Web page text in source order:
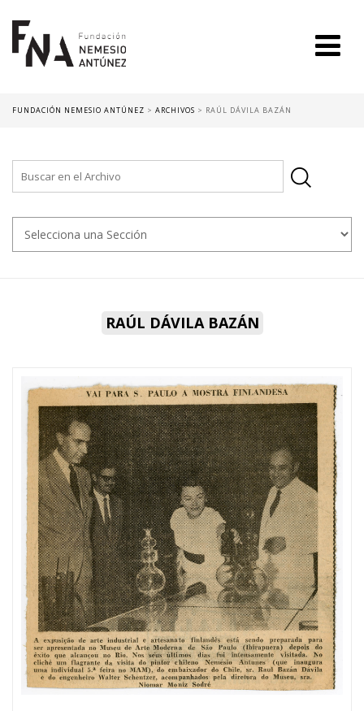
FUNDACIÓN NEMESIO ANTÚNEZ > ARCHIVOS > RAÚL DÁVILA BAZÁN
RAÚL DÁVILA BAZÁN